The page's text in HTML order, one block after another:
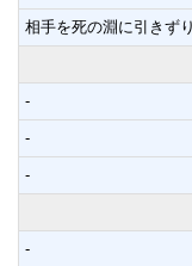
相手を死の淵に引きず
-
-
-
-